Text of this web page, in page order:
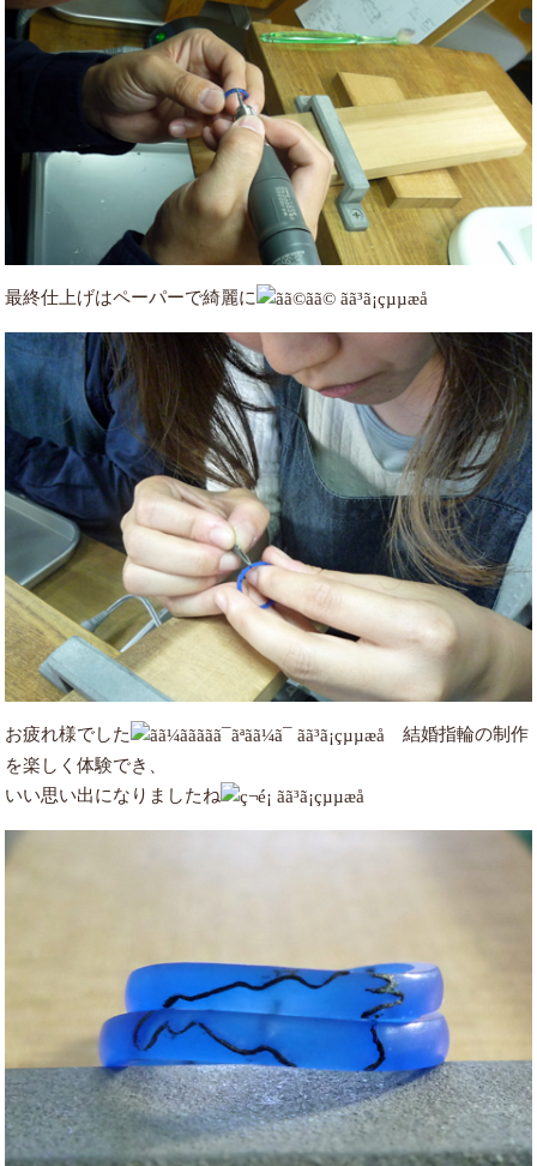
最終仕上げはペーパーで綺麗に
お疲れ様でした
結婚指輪の制作
を楽しく体験でき、
いい思い出になりましたね